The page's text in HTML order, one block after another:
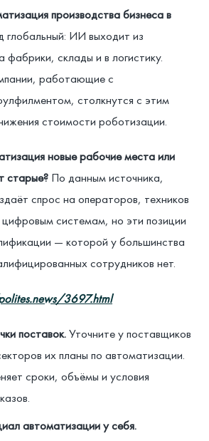
производства бизнеса в
глобальный: ИИ выходит из
склады и в логистику.
работающие с
столкнутся с этим
стоимости роботизации.
новые рабочие места или
старые? По данным источника,
спрос на операторов, техников
цифровым системам, но эти позиции
— которой у большинства
сотрудников нет.
3697.html
поставок.Уточните у поставщиков
их планы по автоматизации.
сроки, объёмы и условия
автоматизации у себя.